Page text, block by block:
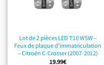
Lot de 2 pièces LED T10 W5W –
Feux de plaque d’immatriculation
– Citroën C-Crosser (2007-2012)
19.99€